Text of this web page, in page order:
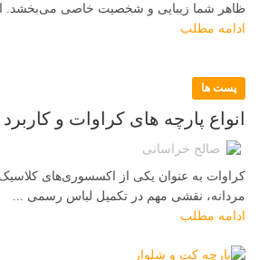
ظاهر شما زیبایی و شخصیت خاصی می‌بخشد.
ادامه مطلب
پست ها
انواع پارچه‌ های کراوات و
صالح خراسانی
کراوات به عنوان یکی از اکسسوری‌های کلاسیک
مردانه، نقشی مهم در تکمیل لباس رسمی ...
ادامه مطلب